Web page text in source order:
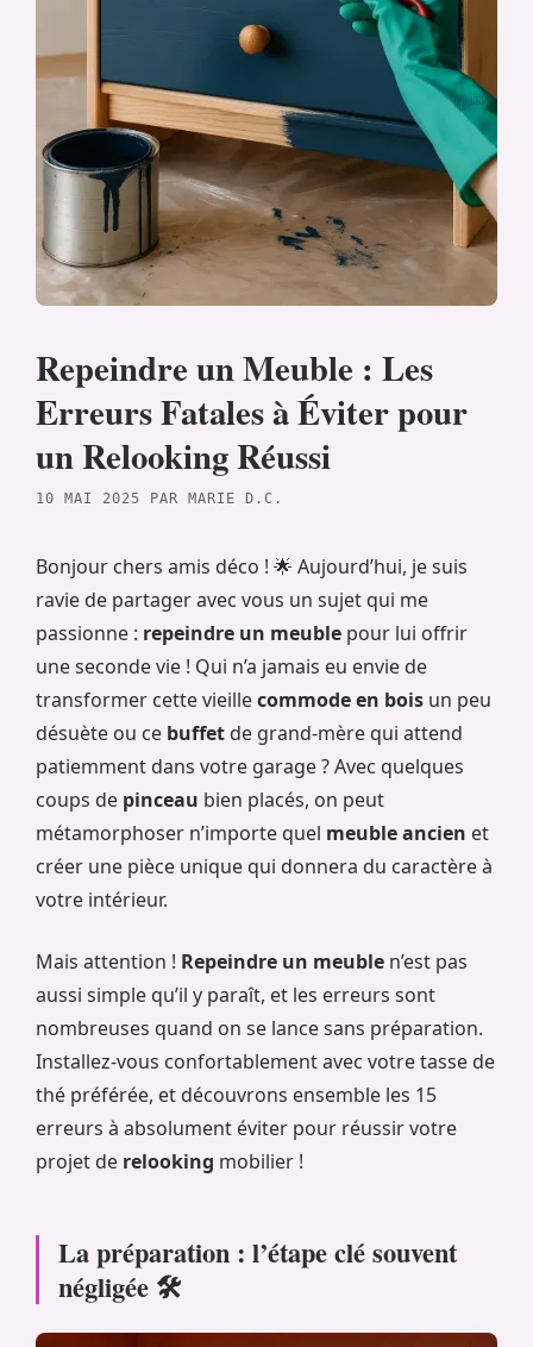
Repeindre un Meuble : Les
Erreurs Fatales à Éviter pour
un Relooking Réussi
10 MAI 2025 PAR MARIE D.C.
Bonjour chers amis déco ! 🌟 Aujourd’hui, je suis
ravie de partager avec vous un sujet qui me
passionne : repeindre un meuble pour lui offrir
une seconde vie ! Qui n’a jamais eu envie de
transformer cette vieillecommode en bois un peu
désuète ou ce buffet de grand-mère qui attend
patiemment dans votre garage ? Avec quelques
coups de pinceau bien placés, on peut
métamorphoser n’importe quel meuble ancien et
créer une pièce unique qui donnera du caractère à
votre intérieur.
Mais attention ! Repeindre un meuble n’est pas
aussi simple qu’il y paraît, et les erreurs sont
nombreuses quand on se lance sans préparation.
Installez-vous confortablement avec votre tasse de
thé préférée, et découvrons ensemble les 15
erreurs à absolument éviter pour réussir votre
projet de relooking mobilier !
La préparation : l’étape clé souvent
négligée 🛠️